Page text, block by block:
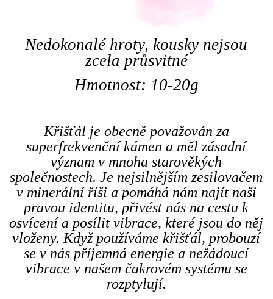
Nedokonalé hroty, kousky nejsou
zcela průsvitné
Hmotnost: 10-20g
Křišťál je obecně považován za
superfrekvenční kámen a měl zásadní
význam v mnoha starověkých
společnostech. Je nejsilnějším zesilovačem
v minerální říši a pomáhá nám najít naši
pravou identitu, přivést nás na cestu k
osvícení a posílit vibrace, které jsou do něj
vloženy. Když používáme křišťál, probouzí
se v nás příjemná energie a nežádoucí
vibrace v našem čakrovém systému se
rozptylují.